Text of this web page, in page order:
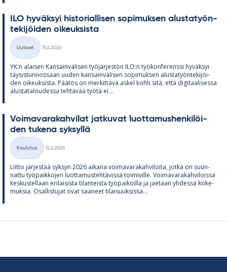
ILO hy­väk­syi his­to­rial­li­sen so­pi­muk­sen alus­ta­työn­
te­ki­jöi­den oi­keuk­sista
Kategoriat
Uutiset
15.6.2026
YK:n alai­sen Kan­sain­vä­li­sen työ­jär­jes­tön ILO:n työ­kon­fe­renssi hy­väk­syi
täy­sis­tun­nos­saan uu­den kan­sain­vä­li­sen so­pi­muk­sen alus­ta­työn­te­ki­jöi­
den oi­keuk­sista. Pää­tös on mer­kit­tävä as­kel kohti sitä, että di­gi­taa­li­sessa
alus­ta­ta­lou­dessa teh­tä­vää työtä ei...
Voi­ma­va­ra­kah­vi­lat jat­ku­vat luot­ta­mus­hen­ki­löi­
den tu­kena syk­syllä
Kategoriat
Koulutus
12.6.2026
Liitto jär­jes­tää syk­syn 2026 ai­kana voi­ma­va­ra­kah­vi­loita, jotka on suun­
nattu työ­paik­ko­jen luot­ta­mus­teh­tä­vissä toi­mi­ville. Voi­ma­va­ra­kah­vi­loissa
kes­kus­tel­laan eri­lai­sista ti­lan­teista työ­pai­koilla ja jae­taan yh­dessä ko­ke­
muk­sia. Osal­lis­tu­jat ovat saa­neet ti­lai­suuk­sissa...